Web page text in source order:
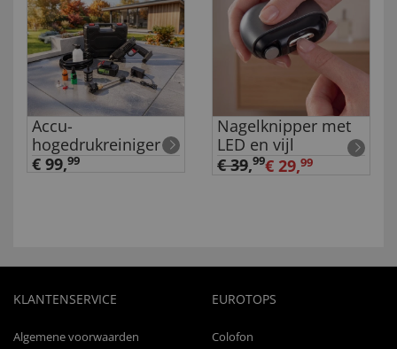
Accu-
hogedrukreiniger
€ 99,99
Nagelknipper met
LED en vijl
€ 39,99€ 29,99
KLANTENSERVICE
Algemene voorwaarden
EUROTOPS
Colofon